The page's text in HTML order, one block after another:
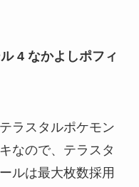
4 なかよしポフィ
ラスタルポケモン
なので、テラスタ
ルは最大枚数採用